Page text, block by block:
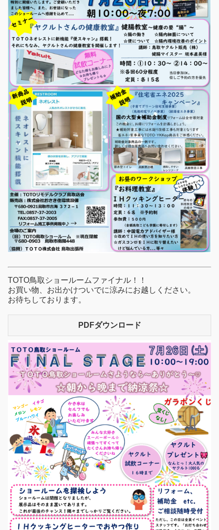
TOTO鳥取ショールームファイナル！！
お買い物、お出かけついでに涼みにお越しください。
お待ちしております。
PDFダウンロード